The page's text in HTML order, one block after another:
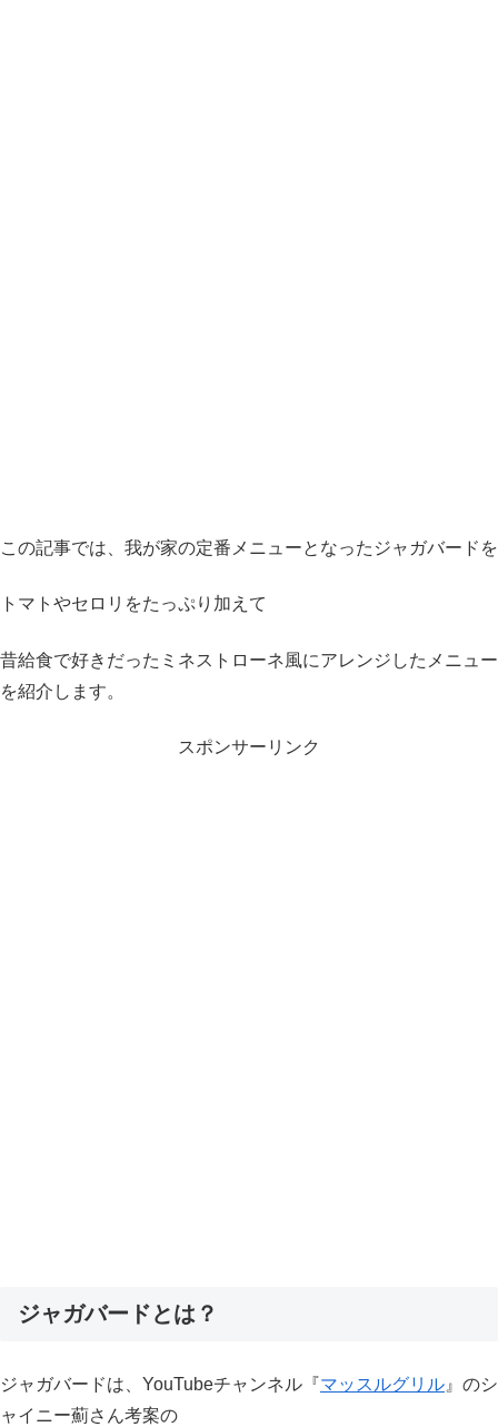
この記事では、我が家の定番メニューとなったジャガバードを
トマトやセロリをたっぷり加えて
昔給食で好きだったミネストローネ風にアレンジしたメニュー
を紹介します。
スポンサーリンク
ジャガバードとは？
ジャガバードは、YouTubeチャンネル『マッスルグリル 』のシ
ャイニー薊さん考案の